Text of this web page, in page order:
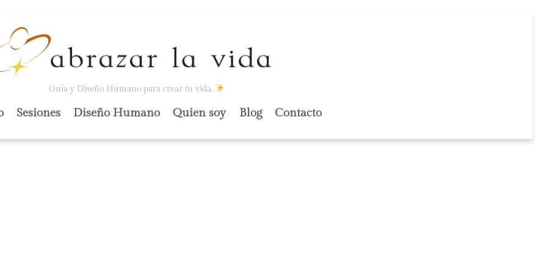
Guía y Diseño Humano para crear tu vida.
Sesiones Diseño Humano Quien soy Blog Contacto